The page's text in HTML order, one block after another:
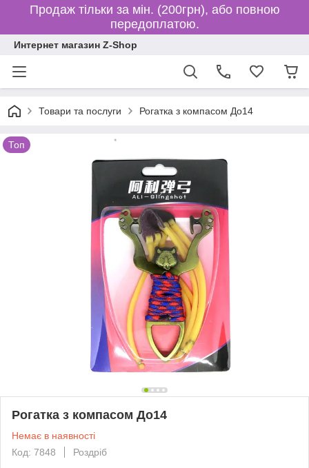
Продаж тільки за мін. (200грн), або повною
передоплатою.
Интернет магазин Z-Shop
Товари та послуги Рогатка з компасом До14
Топ
Рогатка з компасом До14
Немає в наявності
Код: 7848
Роздріб